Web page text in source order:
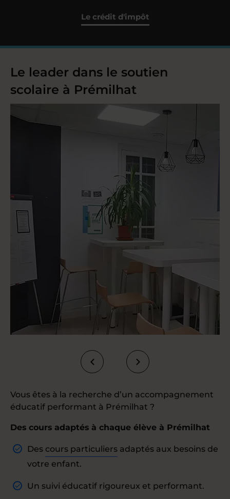
Le crédit d'impôt
Le leader dans le soutien
scolaire à Prémilhat
Vous êtes à la recherche d’un accompagnement
éducatif performant à Prémilhat ?
Des cours adaptés à chaque élève à Prémilhat
Des cours particuliers adaptés aux besoins de
votre enfant.
Un suivi éducatif rigoureux et performant.